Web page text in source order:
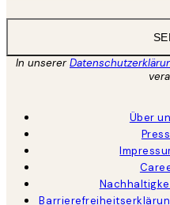
In unserer
Über